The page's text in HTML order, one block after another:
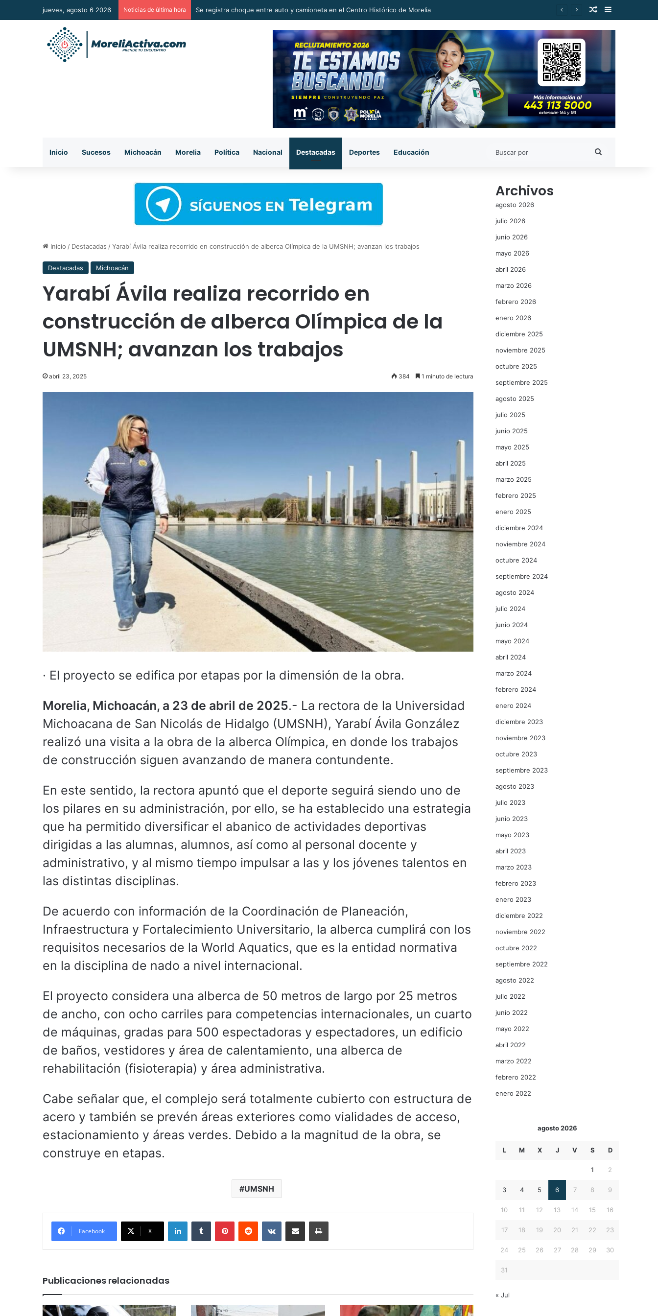
jueves, agosto 6 2026 Noticias de última hora Mezcal michoacano tiene potencial para conquistar mercados internacionales: Gilberto Morelos Publicación al
Barra lateral
Inicio Sucesos Michoacán Morelia Política Nacional Destacadas Deportes Educación
Inicio / Destacadas /Yarabí Ávila realiza recorrido en construcción de alberca Olímpica de la UMSNH; avanzan los trabajos
Destacadas Michoacán
Yarabí Ávila realiza recorrido en
construcción de alberca Olímpica de la
UMSNH; avanzan los trabajos
abril 23, 2025 384 1 minuto de lectura
· El proyecto se edifica por etapas por la dimensión de la obra.
Morelia, Michoacán, a 23 de abril de 2025.- La rectora de la Universidad
Michoacana de San Nicolás de Hidalgo (UMSNH), Yarabí Ávila González
realizó una visita a la obra de la alberca Olímpica, en donde los trabajos
de construcción siguen avanzando de manera contundente.
En este sentido, la rectora apuntó que el deporte seguirá siendo uno de
los pilares en su administración, por ello, se ha establecido una estrategia
que ha permitido diversificar el abanico de actividades deportivas
dirigidas a las alumnas, alumnos, así como al personal docente y
administrativo, y al mismo tiempo impulsar a las y los jóvenes talentos en
las distintas disciplinas.
De acuerdo con información de la Coordinación de Planeación,
Infraestructura y Fortalecimiento Universitario, la alberca cumplirá con los
requisitos necesarios de la World Aquatics, que es la entidad normativa
en la disciplina de nado a nivel internacional.
El proyecto considera una alberca de 50 metros de largo por 25 metros
de ancho, con ocho carriles para competencias internacionales, un cuarto
de máquinas, gradas para 500 espectadoras y espectadores, un edificio
de baños, vestidores y área de calentamiento, una alberca de
rehabilitación (fisioterapia) y área administrativa.
Cabe señalar que, el complejo será totalmente cubierto con estructura de
acero y también se prevén áreas exteriores como vialidades de acceso,
estacionamiento y áreas verdes. Debido a la magnitud de la obra, se
construye en etapas.
UMSNH
Facebook X
LinkedInTumblr PinterestReddit VKontakteCompartir por correo electrónicoImprimir
Publicaciones relacionadas
Archivos
agosto 2026
julio 2026
junio 2026
mayo 2026
abril 2026
marzo 2026
febrero 2026
enero 2026
diciembre 2025
noviembre 2025
octubre 2025
septiembre 2025
agosto 2025
julio 2025
junio 2025
mayo 2025
abril 2025
marzo 2025
febrero 2025
enero 2025
diciembre 2024
noviembre 2024
octubre 2024
septiembre 2024
agosto 2024
julio 2024
junio 2024
mayo 2024
abril 2024
marzo 2024
febrero 2024
enero 2024
diciembre 2023
noviembre 2023
octubre 2023
septiembre 2023
agosto 2023
julio 2023
junio 2023
mayo 2023
abril 2023
marzo 2023
febrero 2023
enero 2023
diciembre 2022
noviembre 2022
octubre 2022
septiembre 2022
agosto 2022
julio 2022
junio 2022
mayo 2022
abril 2022
marzo 2022
febrero 2022
enero 2022
agosto 2026
L M X J V S D
1 2
3 4 5 6 7 8 9
10 11 12 13 14 15 16
17 18 19 20 21 22 23
24 25 26 27 28 29 30
31
« Jul